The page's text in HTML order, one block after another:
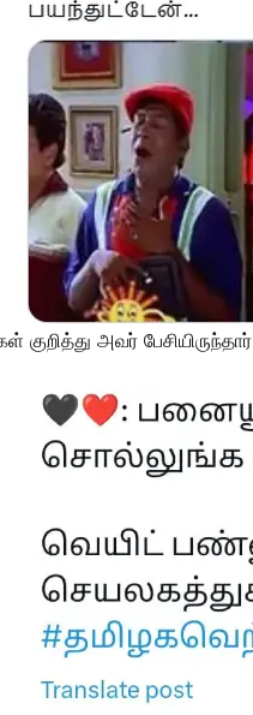
குறித்து அவர்